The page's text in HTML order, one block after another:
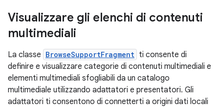
Visualizzare gli elenchi di contenuti
multimediali
La classe BrowseSupportFragment ti consente di
definire e visualizzare categorie di contenuti multimediali e
elementi multimediali sfogliabili da un catalogo
multimediale utilizzando adattatori e presentatori. Gli
adattatori ti consentono di connetterti a origini dati locali